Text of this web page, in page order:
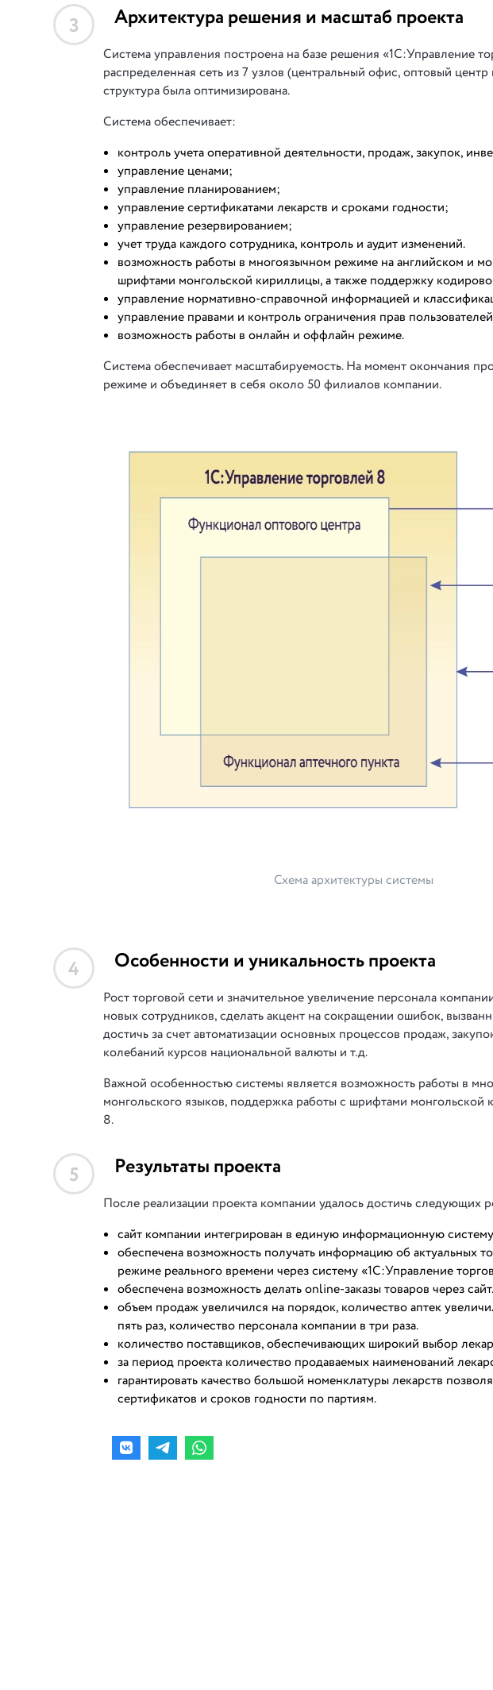
3 Архитектура решения и масштаб проекта
Система управления построена на базе решения «1С:Управление
распределенная сеть из 7 узлов (центральный офис, оптовый
структура была оптимизирована.
Система обеспечивает:
контроль учета оперативной деятельности, продаж, закупок,
управление ценами;
управление планированием;
управление сертификатами лекарств и сроками годности;
управление резервированием;
учет труда каждого сотрудника, контроль и аудит изменений.
возможность работы в многоязычном режиме на английском и
шрифтами монгольской кириллицы, а также поддержку
управление нормативно-справочной информацией и
управление правами и контроль ограничения прав
возможность работы в онлайн и оффлайн режиме.
Система обеспечивает масштабируемость. На момент окончания
режиме и объединяет в себя около 50 филиалов компании.
Схема архитектуры системы
4 Особенности и уникальность проекта
Рост торговой сети и значительное увеличение персонала
новых сотрудников, сделать акцент на сокращении ошибок,
достичь за счет автоматизации основных процессов продаж,
колебаний курсов национальной валюты и т.д.
Важной особенностью системы является возможность работы в
монгольского языков, поддержка работы с шрифтами
8.
5 Результаты проекта
После реализации проекта компании удалось достичь следующих
сайт компании интегрирован в единую информационную
обеспечена возможность получать информацию об актуальных
режиме реального времени через систему «1С:Управление
обеспечена возможность делать online-заказы товаров через сайт.
объем продаж увеличился на порядок, количество аптек
пять раз, количество персонала компании в три раза.
количество поставщиков, обеспечивающих широкий выбор
за период проекта количество продаваемых наименований
гарантировать качествобольшой номенклатуры лекарств
сертификатов и сроков годности по партиям.